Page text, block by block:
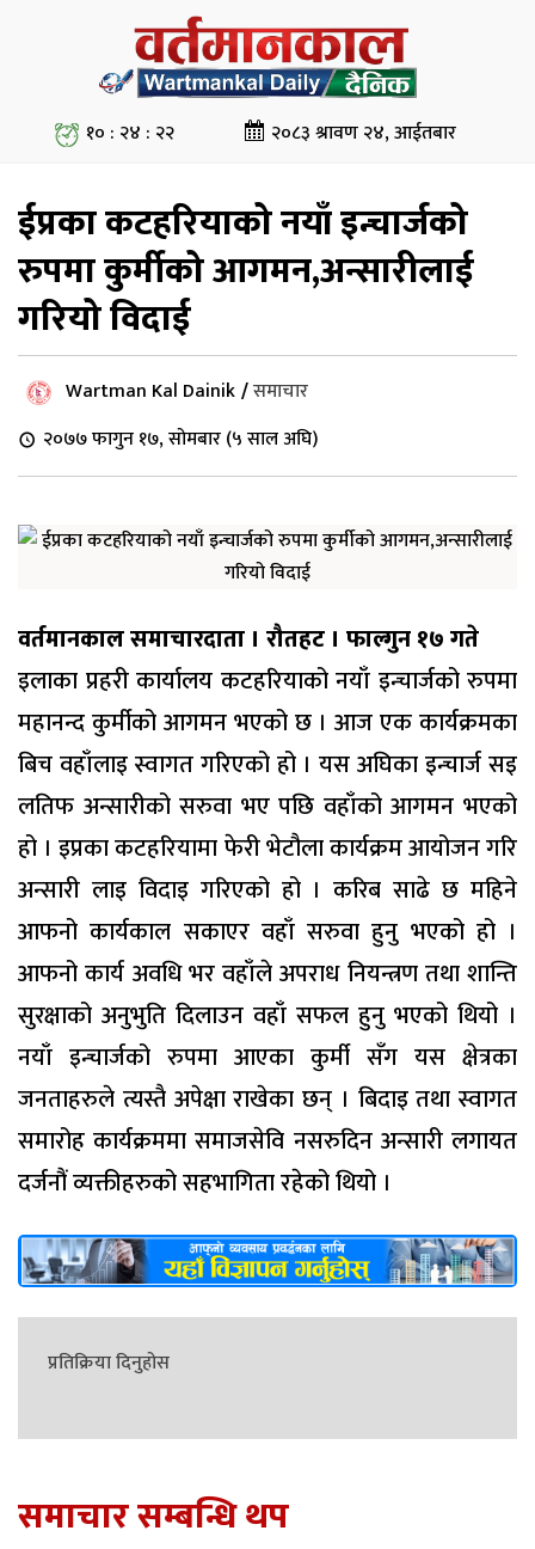
१० : २४ : २२ २०८३ श्रावण २४, आईतबार
ईप्रका कटहरियाको नयाँ इन्चार्जको
रुपमा कुर्मीको आगमन,अन्सारीलाई
गरियो विदाई
Wartman Kal Dainik/समाचार
२०७७ फागुन १७, सोमबार (५ साल अघि)
वर्तमानकाल समाचारदाता । रौतहट । फाल्गुन १७ गते
इलाका प्रहरी कार्यालय कटहरियाको नयाँ इन्चार्जको रुपमा
महानन्द कुर्मीको आगमन भएको छ । आज एक कार्यक्रमका
बिच वहाँलाइ स्वागत गरिएको हो । यस अघिका इन्चार्ज सइ
लतिफ अन्सारीको सरुवा भए पछि वहाँको आगमन भएको
हो । इप्रका कटहरियामा फेरी भेटौला कार्यक्रम आयोजन गरि
अन्सारी लाइ विदाइ गरिएको हो । करिब साढे छ महिने
आफनो कार्यकाल सकाएर वहाँ सरुवा हुनु भएको हो ।
आफनो कार्य अवधि भर वहाँले अपराध नियन्त्रण तथा शान्ति
सुरक्षाको अनुभुति दिलाउन वहाँ सफल हुनु भएको थियो ।
नयाँ इन्चार्जको रुपमा आएका कुर्मी सँग यस क्षेत्रका
जनताहरुले त्यस्तै अपेक्षा राखेका छन् । बिदाइ तथा स्वागत
समारोह कार्यक्रममा समाजसेवि नसरुदिन अन्सारी लगायत
दर्जनौं व्यक्तीहरुको सहभागिता रहेको थियो ।
प्रतिक्रिया दिनुहोस
समाचार सम्बन्धि थप